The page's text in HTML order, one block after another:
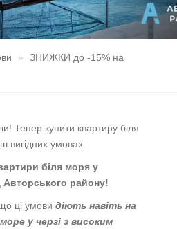
ЗНИЖКИ до -15% на
Тепер купити квартиру біля
вигідних умовах.
біля моря у
Авторського району!
ці умовидіють навіть на
у черзі з високим